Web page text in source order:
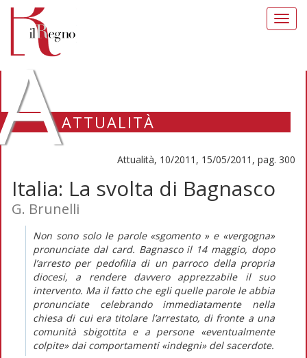
ATTUALITÀ
Attualità, 10/2011, 15/05/2011, pag. 300
Italia: La svolta di Bagnasco
G. Brunelli
Non sono solo le parole «sgomento » e «vergogna»
pronunciate dal card. Bagnasco il 14 maggio, dopo
l’arresto per pedofilia di un parroco della propria
diocesi, a rendere davvero apprezzabile il suo
intervento. Ma il fatto che egli quelle parole le abbia
pronunciate celebrando immediatamente nella
chiesa di cui era titolare l’arrestato, di fronte a una
comunità sbigottita e a persone «eventualmente
colpite» dai comportamenti «indegni» del sacerdote.